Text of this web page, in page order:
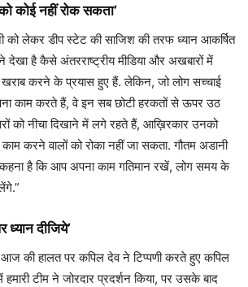
कोई नहीं रोक सकता’
को लेकर डीप स्टेट की साजिश की तरफ ध्यान आकर्षित
देखा है कैसे अंतरराष्ट्रीय मीडिया और अखबारों में
खराब करने के प्रयास हुए हैं. लेकिन, जो लोग सच्चाई
काम करते हैं, वे इन सब छोटी हरकतों से ऊपर उठ
को नीचा दिखाने में लगे रहते हैं, आख़िरकार उनको
करने वालों को रोका नहीं जा सकता. गौतम अडानी
कहना है कि आप अपना काम गतिमान रखें, लोग समय के
दीजिये’
आज की हालत पर कपिल देव ने टिप्पणी करते हुए कपिल
टीम ने जोरदार प्रदर्शन किया, पर उसके बाद